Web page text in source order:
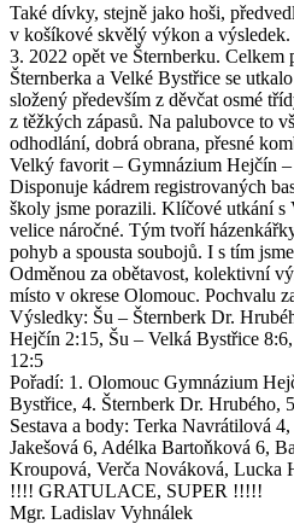
Také dívky, stejně jako hoši,
v košíkové skvělý výkon a výsledek.
3. 2022 opět ve Šternberku. Celkem
Šternberka a Velké Bystřice se
složený především z děvčat osmé
z těžkých zápasů. Na palubovce to
odhodlání, dobrá obrana, přesné
Velký favorit – Gymnázium Hejčín –
Disponuje kádrem registrovaných
školy jsme porazili. Klíčové utkání
velice náročné. Tým tvoří
pohyb a spousta soubojů. I s tím
Odměnou za obětavost, kolektivní
místo v okrese Olomouc. Pochvalu
Výsledky: Šu – Šternberk Dr.
Hejčín 2:15, Šu – Velká Bystřice
12:5
Pořadí: 1. Olomouc Gymnázium
Bystřice, 4. Šternberk Dr. Hrubého,
Sestava a body: Terka Navrátilová
Jakešová 6, Adélka Bartoňková 6,
Kroupová, Verča Nováková, Lucka
!!!! GRATULACE, SUPER !!!!!
Mgr. Ladislav Vyhnálek